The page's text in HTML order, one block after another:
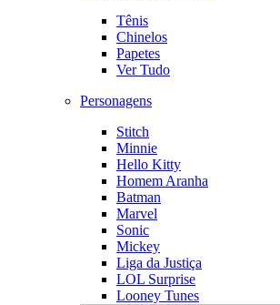
Tênis
Chinelos
Papetes
Ver Tudo
Personagens
Stitch
Minnie
Hello Kitty
Homem Aranha
Batman
Marvel
Sonic
Mickey
Liga da Justiça
LOL Surprise
Looney Tunes